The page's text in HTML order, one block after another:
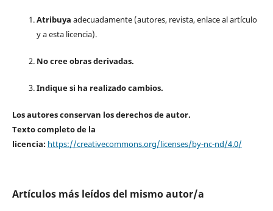
Atribuya adecuadamente (autores, revista, enlace al artículo
y a esta licencia).
No cree obras derivadas.
Indique si ha realizado cambios.
Los autores conservan los derechos de autor.
Texto completo de la
licencia: https://creativecommons.org/licenses/by-nc-nd/4.0/
Artículos más leídos del mismo autor/a